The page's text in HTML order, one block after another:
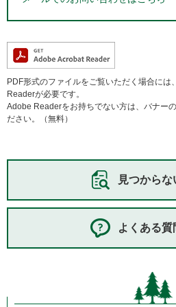
PDF形式のファイルをご覧いただく場合に
Readerが必要です。
Adobe Readerをお持ちでない方は、バナー
ださい。（無料）
見つからな
よくある質